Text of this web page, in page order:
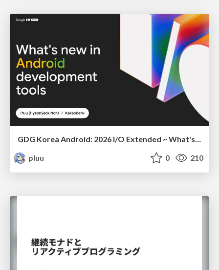
GDG Korea Android: 2026 I/O Extended ~ What's new in Android development tools
pluu
0 210